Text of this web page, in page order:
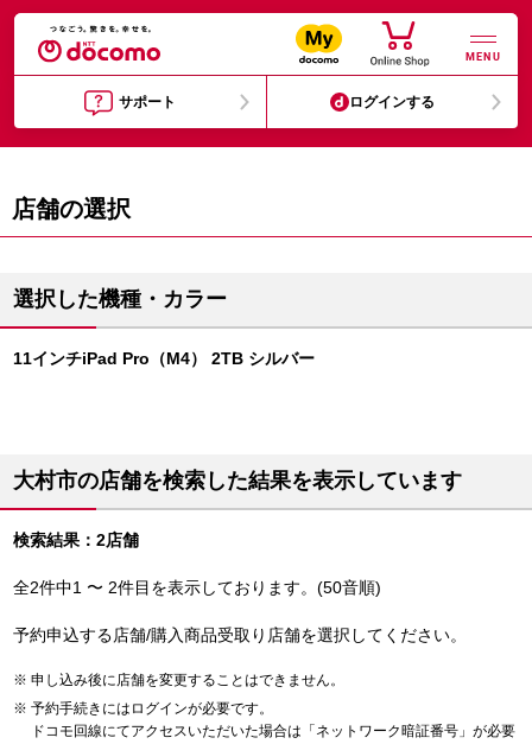
MENU
サポート ログインする
店舗の選択
選択した機種・カラー
11インチiPad Pro（M4） 2TB シルバー
大村市の店舗を検索した結果を表示しています
検索結果：2店舗
全2件中1 〜 2件目を表示しております。(50音順)
予約申込する店舗/購入商品受取り店舗を選択してください。
申し込み後に店舗を変更することはできません。
予約手続きにはログインが必要です。
ドコモ回線にてアクセスいただいた場合は「ネットワーク暗証番号」が必要